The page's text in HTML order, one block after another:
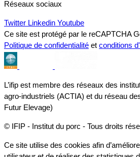
Réseaux sociaux
Twitter Linkedin Youtube
Ce site est protégé par le reCAPTCHA
Politique de confidentialité et conditions
L’ifip est membre des réseaux des
agro-industriels (ACTIA) et du réseau
Futur Elevage)
© IFIP - Institut du porc - Tous droits
Ce site utilise des cookies afin